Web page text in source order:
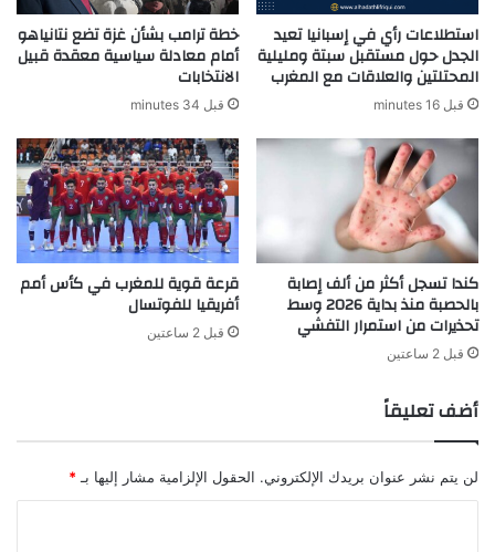
استطلاعات رأي في إسبانيا تعيد
الجدل حول مستقبل سبتة ومليلية
المحتلتين والعلاقات مع المغرب
قبل 16 minutes
خطة ترامب بشأن غزة تضع نتانياهو
أمام معادلة سياسية معقدة قبيل
الانتخابات
قبل 34 minutes
كندا تسجل أكثر من ألف إصابة
بالحصبة منذ بداية 2026 وسط
تحذيرات من استمرار التفشي
قبل 2 ساعتين
قرعة قوية للمغرب في كأس أمم
أفريقيا للفوتسال
قبل 2 ساعتين
أضف تعليقاً
لن يتم نشر عنوان بريدك الإلكتروني. الحقول الإلزامية مشار إليها بـ *